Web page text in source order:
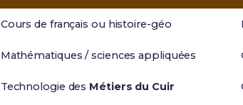
Cours de français ou histoire-géo
Mathématiques / sciences appliquées
Technologie des Métiers du Cuir